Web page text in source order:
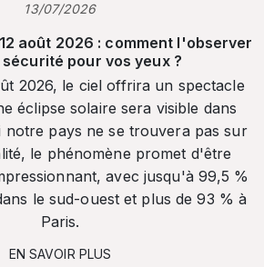
13/07/2026
août 2026 : comment l'observer
pour vos yeux ?
2026, le ciel offrira un spectacle
éclipse solaire sera visible dans
notre pays ne se trouvera pas sur
le phénomène promet d'être
avec jusqu'à 99,5 %
le sud-ouest et plus de 93 % à
Paris.
EN SAVOIR PLUS